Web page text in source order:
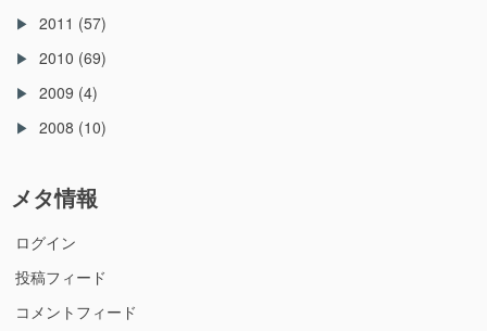
2011 (57)
2010 (69)
2009 (4)
2008 (10)
メタ情報
ログイン
投稿フィード
コメントフィード